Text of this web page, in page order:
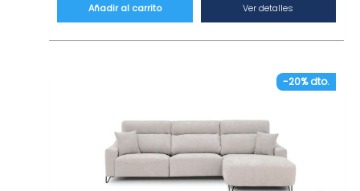
Ver detalles
– Esta versión del modelo Nuva mide 112 cm
de fondo en los asientos, 174 cm de fondo
– Tapizado en tejido antimanchas 4inOne:
repele los líquidos, no hace peeling, dificulta
rayones y es apto para mascotas.
– Acolchado con tecnología SoftCore: una
Añadir al carrito
-20% dto.